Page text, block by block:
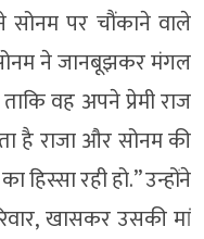
सोनम पर चौंकाने वाले
ने जानबूझकर मंगल
वह अपने प्रेमी राज
है राजा और सोनम की
हिस्सा रही हो.” उन्होंने
खासकर उसकी मां